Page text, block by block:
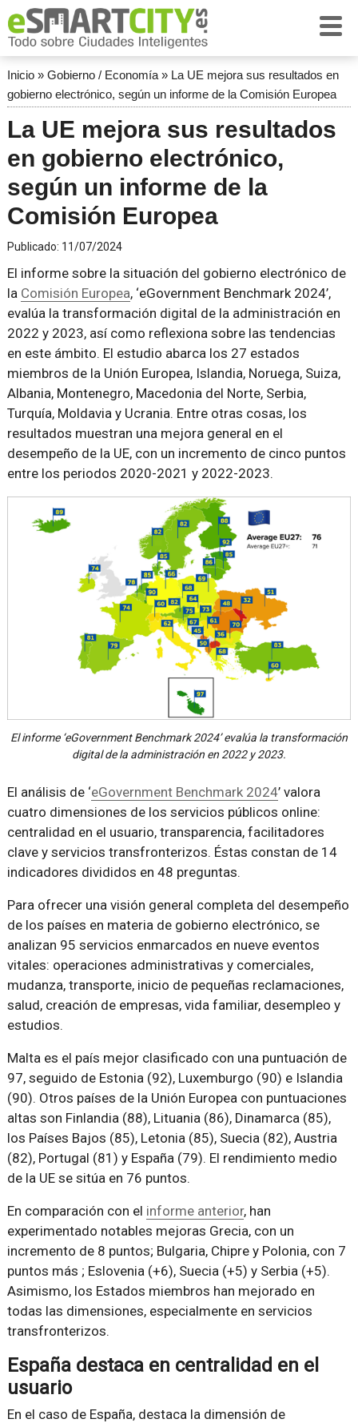
Inicio» Gobierno / Economía» La UE mejora sus resultados en
gobierno electrónico, según un informe de la Comisión Europea
La UE mejora sus resultados
en gobierno electrónico,
según un informe de la
Comisión Europea
Publicado: 11/07/2024
El informe sobre la situación del gobierno electrónico de
la Comisión Europea, ‘eGovernment Benchmark 2024’,
evalúa la transformación digital de la administración en
2022 y 2023, así como reflexiona sobre las tendencias
en este ámbito. El estudio abarca los 27 estados
miembros de la Unión Europea, Islandia, Noruega, Suiza,
Albania, Montenegro, Macedonia del Norte, Serbia,
Turquía, Moldavia y Ucrania. Entre otras cosas, los
resultados muestran una mejora general en el
desempeño de la UE, con un incremento de cinco puntos
entre los periodos 2020-2021 y 2022-2023.
El informe ‘eGovernment Benchmark 2024’ evalúa la transformación
digital de la administración en 2022 y 2023.
El análisis de ‘eGovernment Benchmark 2024’ valora
cuatro dimensiones de los servicios públicos online:
centralidad en el usuario, transparencia, facilitadores
clave y servicios transfronterizos. Éstas constan de 14
indicadores divididos en 48 preguntas.
Para ofrecer una visión general completa del desempeño
de los países en materia de gobierno electrónico, se
analizan 95 servicios enmarcados en nueve eventos
vitales: operaciones administrativas y comerciales,
mudanza, transporte, inicio de pequeñas reclamaciones,
salud, creación de empresas, vida familiar, desempleo y
estudios.
Malta es el país mejor clasificado con una puntuación de
97, seguido de Estonia (92), Luxemburgo (90) e Islandia
(90). Otros países de la Unión Europea con puntuaciones
altas son Finlandia (88), Lituania (86), Dinamarca (85),
los Países Bajos (85), Letonia (85), Suecia (82), Austria
(82), Portugal (81) y España (79). El rendimiento medio
de la UE se sitúa en 76 puntos.
En comparación con el informe anterior, han
experimentado notables mejoras Grecia, con un
incremento de 8 puntos; Bulgaria, Chipre y Polonia, con 7
puntos más ; Eslovenia (+6), Suecia (+5) y Serbia (+5).
Asimismo, los Estados miembros han mejorado en
todas las dimensiones, especialmente en servicios
transfronterizos.
España destaca en centralidad en el
usuario
En el caso de España, destaca la dimensión de